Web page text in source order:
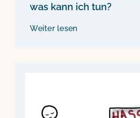
was kann ich tun?
Weiter lesen